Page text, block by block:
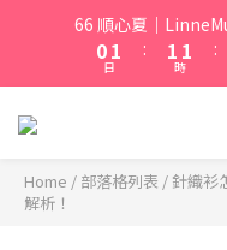
66 順心夏｜
1
0
2
1
0
日
:
2
1
0
2
1
0
時
:
Home / 部落格列表 / 針織衫
解析！